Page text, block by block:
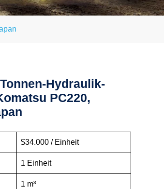
Hydraulik-
PC220,
$34.000 / Einheit
1 Einheit
1 m³